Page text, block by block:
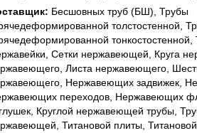
сечения, в том числе с
Бесшовных труб (БШ), Трубы
толстостенной,
тонкостостенной,
Сетки нержавеющей, Круга
Листа нержавеющего,
Нержавеющих задвижек,
переходов, Нержавеющих
Круглой нержавеющей трубы,
Титановой плиты, Титановой